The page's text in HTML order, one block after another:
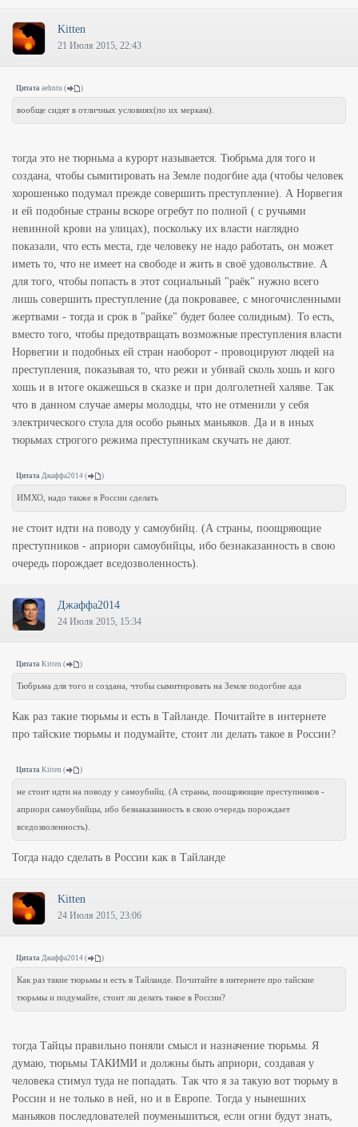
Kitten
21 Июля 2015, 22:43
Цитата aehntu ( )
вообще сидят в отличных условиях(по их меркам).
тогда это не тюрньма а курорт называется. Тюбрьма для того и
создана, чтобы сымитировать на Земле подогбие ада (чтобы человек
хорошенько подумал прежде совершить преступление). А Норвегия
и ей подобные страны вскоре огребут по полной ( с ручьями
невинной крови на улицах), поскольку их власти наглядно
показали, что есть места, где человеку не надо работать, он может
иметь то, что не имеет на свободе и жить в своё удовольствие. А
для того, чтобы попасть в этот социальный "раёк" нужно всего
лишь совершить преступление (да покровавее, с многочисленными
жертвами - тогда и срок в "райке" будет более солидным). То есть,
вместо того, чтобы предотвращать возможные преступления власти
Норвегии и подобных ей стран наоборот - провоцируют людей на
преступления, показывая то, что режи и убивай сколь хошь и кого
хошь и в итоге окажешься в сказке и при долголетней халяве. Так
что в данном случае амеры молодцы, что не отменили у себя
электрического стула для особо рьяных маньяков. Да и в иных
тюрьмах строгого режима преступникам скучать не дают.
Цитата Джаффа2014 ( )
ИМХО, надо также в России сделать
не стоит идти на поводу у самоубийц. (А страны, поощряющие
преступников - априори самоубийцы, ибо безнаказанность в свою
очередь порождает вседозволенность).
Джаффа2014
24 Июля 2015, 15:34
Цитата Kitten ( )
Тюбрьма для того и создана, чтобы сымитировать на Земле подогбие ада
Как раз такие тюрьмы и есть в Тайланде. Почитайте в интернете
про тайские тюрьмы и подумайте, стоит ли делать такое в России?
Цитата Kitten ( )
не стоит идти на поводу у самоубийц. (А страны, поощряющие преступников -
априори самоубийцы, ибо безнаказанность в свою очередь порождает
вседозволенность).
Тогда надо сделать в России как в Тайланде
Kitten
24 Июля 2015, 23:06
Цитата Джаффа2014 ( )
Как раз такие тюрьмы и есть в Тайланде. Почитайте в интернете про тайские
тюрьмы и подумайте, стоит ли делать такое в России?
тогда Тайцы правильно поняли смысл и назначение тюрьмы. Я
думаю, тюрьмы ТАКИМИ и должны быть априори, создавая у
человека стимул туда не попадать. Так что я за такую вот тюрьму в
России и не только в ней, но и в Европе. Тогда у нынешних
маньяков последлователей поуменьшиться, если огни будут знать,